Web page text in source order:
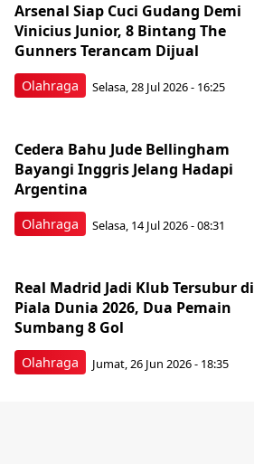
Olahraga
Arsenal Siap Cuci Gudang Demi
Vinicius Junior, 8 Bintang The
Gunners Terancam Dijual
Selasa, 28 Jul 2026 - 16:25
Olahraga
Cedera Bahu Jude Bellingham
Bayangi Inggris Jelang Hadapi
Argentina
Selasa, 14 Jul 2026 - 08:31
Olahraga
Real Madrid Jadi Klub Tersubur di
Piala Dunia 2026, Dua Pemain
Sumbang 8 Gol
Jumat, 26 Jun 2026 - 18:35